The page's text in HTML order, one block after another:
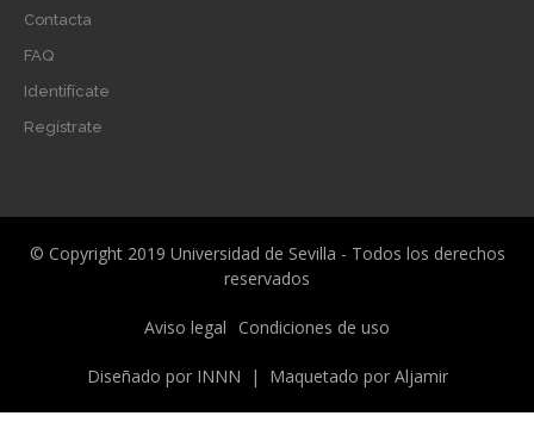
Footer
menu
Contacta
FAQ
Identifícate
Regístrate
© Copyright 2019 Universidad de Sevilla - Todos los derechos
reservados
legal
Aviso legal Condiciones de uso
Diseñado por INNN | Maquetado por Aljamir